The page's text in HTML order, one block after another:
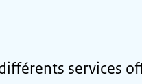
services